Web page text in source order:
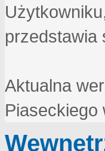
przedstawia
Aktualna